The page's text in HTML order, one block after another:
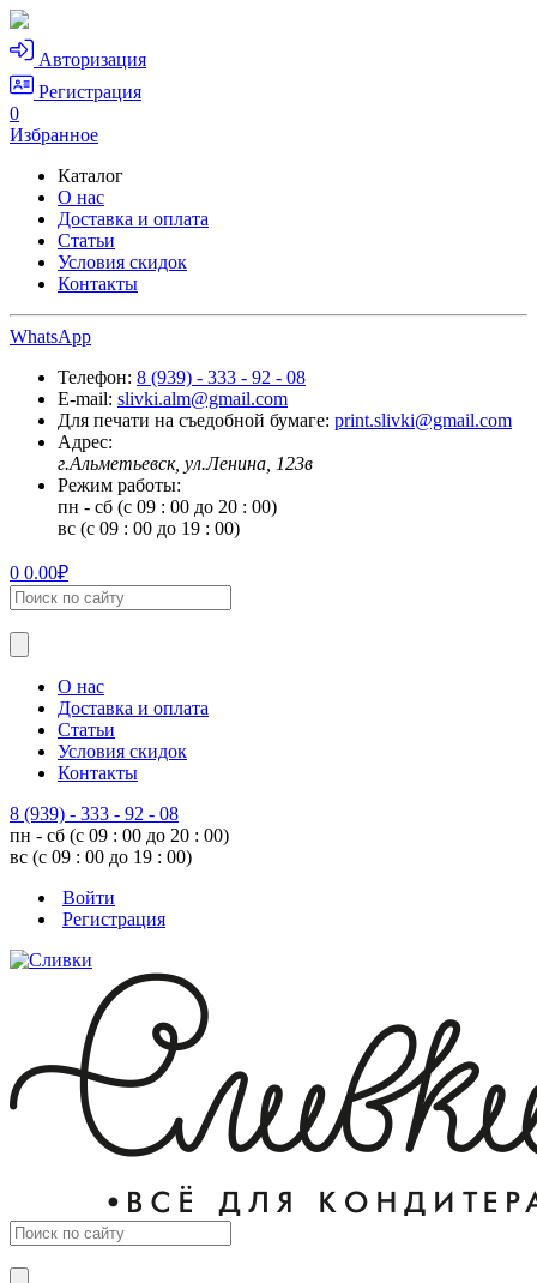
Авторизация
Регистрация
0
Избранное
Каталог
О нас
Доставка и оплата
Статьи
Условия скидок
Контакты
WhatsApp
Телефон: 8 (939) - 333 - 92 - 08
E-mail: slivki.alm@gmail.com
Для печати на съедобной бумаге: print.slivki@gmail.com
Адрес:
г.Альметьевск, ул.Ленина, 123в
Режим работы:
пн - сб (с 09 : 00 до 20 : 00)
вс (с 09 : 00 до 19 : 00)
0 0.00₽
О нас
Доставка и оплата
Статьи
Условия скидок
Контакты
8 (939) - 333 - 92 - 08
пн - сб (с 09 : 00 до 20 : 00)
вс (с 09 : 00 до 19 : 00)
Войти
Регистрация